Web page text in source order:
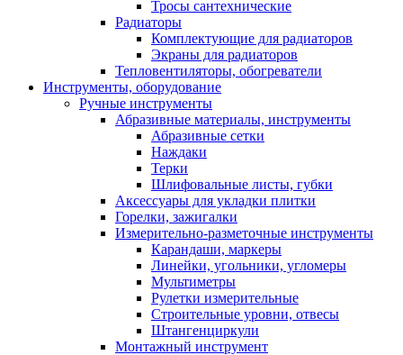
Тросы сантехнические
Радиаторы
Комплектующие для радиаторов
Экраны для радиаторов
Тепловентиляторы, обогреватели
Инструменты, оборудование
Ручные инструменты
Абразивные материалы, инструменты
Абразивные сетки
Наждаки
Терки
Шлифовальные листы, губки
Аксессуары для укладки плитки
Горелки, зажигалки
Измерительно-разметочные инструменты
Карандаши, маркеры
Линейки, угольники, угломеры
Мультиметры
Рулетки измерительные
Строительные уровни, отвесы
Штангенциркули
Монтажный инструмент